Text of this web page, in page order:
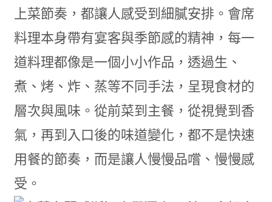
上菜節奏，都讓人感受到細膩安排。會席
料理本身帶有宴客與季節感的精神，每一
道料理都像是一個小小作品，透過生、
煮、烤、炸、蒸等不同手法，呈現食材的
層次與風味。從前菜到主餐，從視覺到香
氣，再到入口後的味道變化，都不是快速
用餐的節奏，而是讓人慢慢品嚐、慢慢感
受。